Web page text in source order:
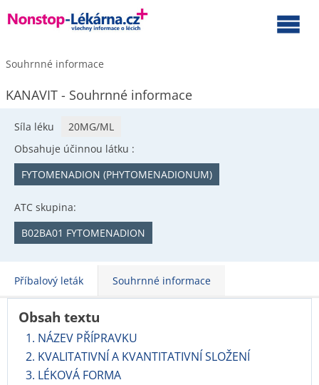
Souhrnné informace
KANAVIT - Souhrnné informace
Síla léku
20MG/ML
Obsahuje účinnou látku :
FYTOMENADION (PHYTOMENADIONUM)
ATC skupina:
B02BA01 FYTOMENADION
Příbalový leták Souhrnné informace
Obsah textu
1. NÁZEV PŘÍPRAVKU
2. KVALITATIVNÍ A KVANTITATIVNÍ SLOŽENÍ
3. LÉKOVÁ FORMA